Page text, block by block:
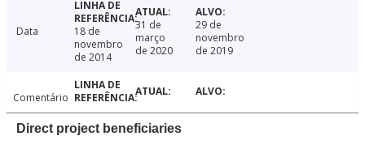
Data
18 de
novembro
de 2014
31 de
março
de 2020
29 de
novembro
de 2019
Comentário
Direct project beneficiaries